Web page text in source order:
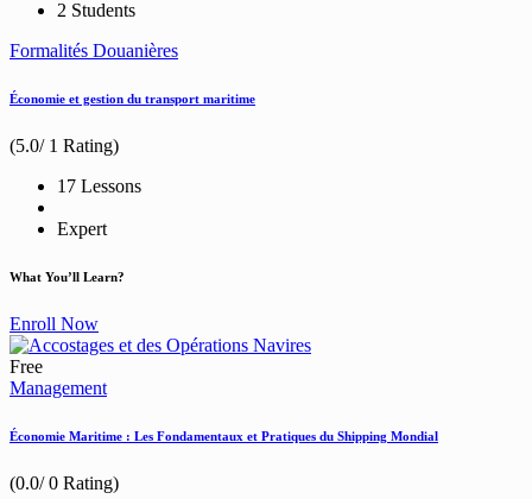
2 Students
Formalités Douanières
Économie et gestion du transport maritime
(5.0/ 1 Rating)
17 Lessons
Expert
What You’ll Learn?
Enroll Now
Free
Management
Économie Maritime : Les Fondamentaux et Pratiques du Shipping Mondial
(0.0/ 0 Rating)